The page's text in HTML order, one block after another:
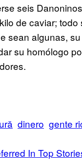
seis
de caviar;
sean algunas,
su homólogo
dinero gente
In Top